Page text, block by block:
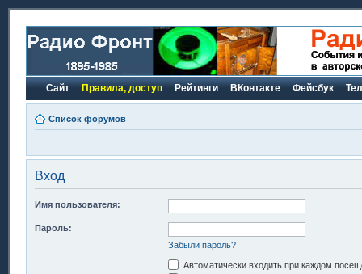
Сайт Правила, доступ Рейтинги ВКонтакте Фейсбук
Список форумов
Вход
Имя пользователя:
Пароль:
Забыли пароль?
Автоматически входить при каждом